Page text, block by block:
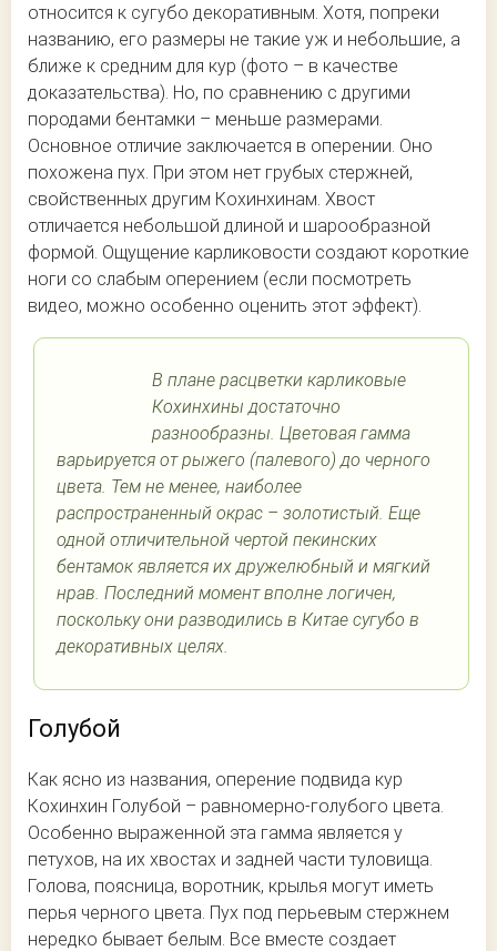
относится к сугубо декоративным. Хотя, попреки
названию, его размеры не такие уж и небольшие, а
ближе к средним для кур (фото – в качестве
доказательства). Но, по сравнению с другими
породами бентамки – меньше размерами.
Основное отличие заключается в оперении. Оно
похожена пух. При этом нет грубых стержней,
свойственных другим Кохинхинам. Хвост
отличается небольшой длиной и шарообразной
формой. Ощущение карликовости создают короткие
ноги со слабым оперением (если посмотреть
видео, можно особенно оценить этот эффект).
В плане расцветки карликовые
Кохинхины достаточно
разнообразны. Цветовая гамма
варьируется от рыжего (палевого) до черного
цвета. Тем не менее, наиболее
распространенный окрас – золотистый. Еще
одной отличительной чертой пекинских
бентамок является их дружелюбный и мягкий
нрав. Последний момент вполне логичен,
поскольку они разводились в Китае сугубо в
декоративных целях.
Голубой
Как ясно из названия, оперение подвида кур
Кохинхин Голубой – равномерно-голубого цвета.
Особенно выраженной эта гамма является у
петухов, на их хвостах и задней части туловища.
Голова, поясница, воротник, крылья могут иметь
перья черного цвета. Пух под перьевым стержнем
нередко бывает белым. Все вместе создает